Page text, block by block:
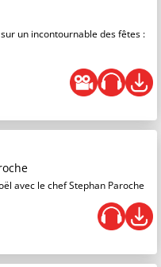
un incontournable des fêtes :
avec le chef Stephan Paroche